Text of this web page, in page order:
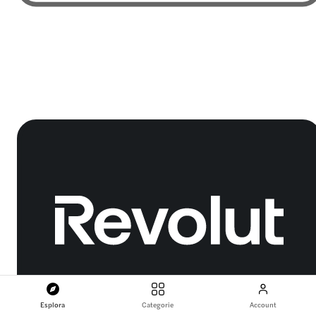
Esplora Categorie Account